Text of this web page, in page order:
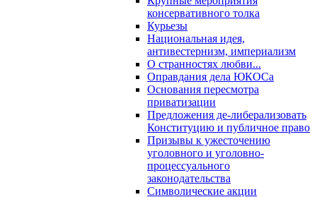
консервативного толка
Курьезы
Национальная идея,
антивестернизм, империализм
О странностях любви...
Оправдания дела ЮКОСа
Основания пересмотра
приватизации
Предложения де-либерализовать
Конституцию и публичное право
Призывы к ужесточению
уголовного и уголовно-
процессуального
законодательства
Символические акции